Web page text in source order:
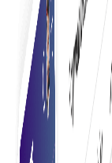
การตรวจสอบที่มีประสิท